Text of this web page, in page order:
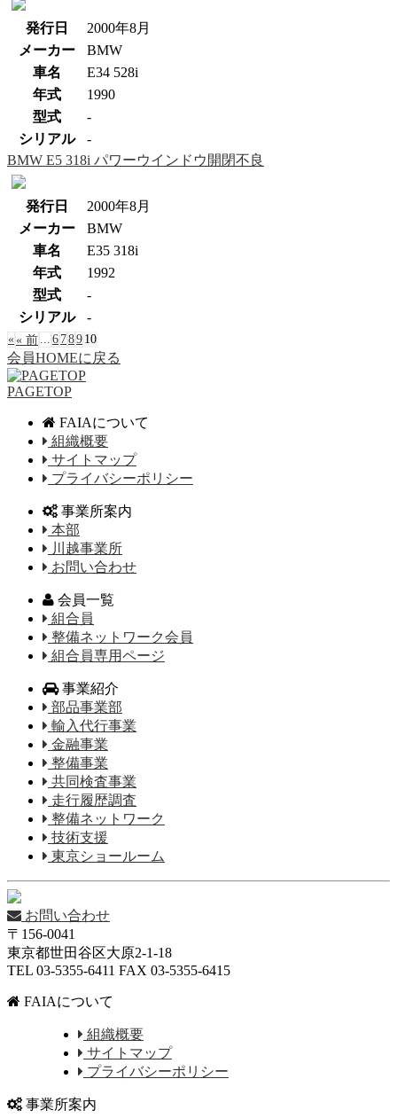
発行日
2000年8月
メーカー
BMW
車名
E34 528i
年式
1990
型式
-
シリアル
-
BMW E5 318i パワーウインドウ開閉不良
発行日
2000年8月
メーカー
BMW
車名
E35 318i
年式
1992
型式
-
シリアル
-
«« 前 ... 6 789 10
会員HOMEに戻る
PAGETOP
FAIAについて
組織概要
サイトマップ
プライバシーポリシー
事業所案内
本部
川越事業所
お問い合わせ
会員一覧
組合員
整備ネットワーク会員
組合員専用ページ
事業紹介
部品事業部
輸入代行事業
金融事業
整備事業
共同検査事業
走行履歴調査
整備ネットワーク
技術支援
東京ショールーム
お問い合わせ
〒156-0041
東京都世田谷区大原2-1-18
TEL 03-5355-6411 FAX 03-5355-6415
FAIAについて
組織概要
サイトマップ
プライバシーポリシー
事業所案内